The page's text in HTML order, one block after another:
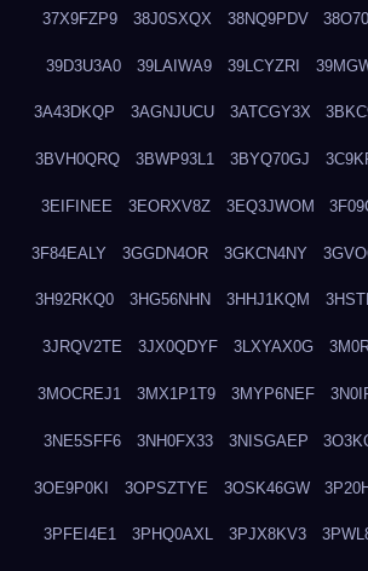
37X9FZP9 38J0SXQX 38NQ9PDV
39D3U3A0 39LAIWA9 39LCYZRI
3A43DKQP 3AGNJUCU 3ATCGY3X
3BVH0QRQ 3BWP93L1 3BYQ70GJ
3EIFINEE 3EORXV8Z 3EQ3JWOM
3F84EALY 3GGDN4OR 3GKCN4NY
3H92RKQ0 3HG56NHN 3HHJ1KQM
3JRQV2TE 3JX0QDYF 3LXYAX0G
3MOCREJ1 3MX1P1T9 3MYP6NEF
3NE5SFF6 3NH0FX33 3NISGAEP
3OE9P0KI 3OPSZTYE 3OSK46GW
3PFEI4E1 3PHQ0AXL 3PJX8KV3